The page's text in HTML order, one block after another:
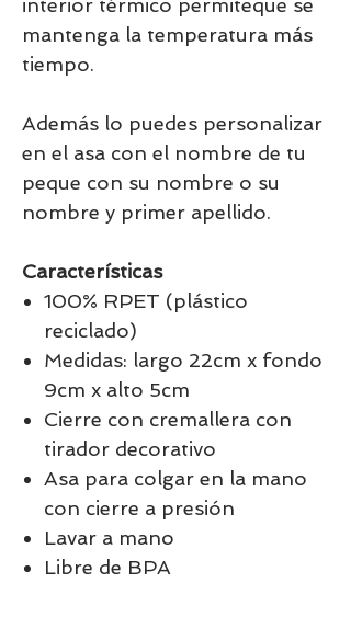
mantenga la temperatura más
tiempo.
Además lo puedes personalizar
en el asa con el nombre de tu
peque con su nombre o su
nombre y primer apellido.
Características
100% RPET (plástico
reciclado)
Medidas: largo 22cm x fondo
9cm x alto 5cm
Cierre con cremallera con
tirador decorativo
Asa para colgar en la mano
con cierre a presión
Lavar a mano
Libre de BPA